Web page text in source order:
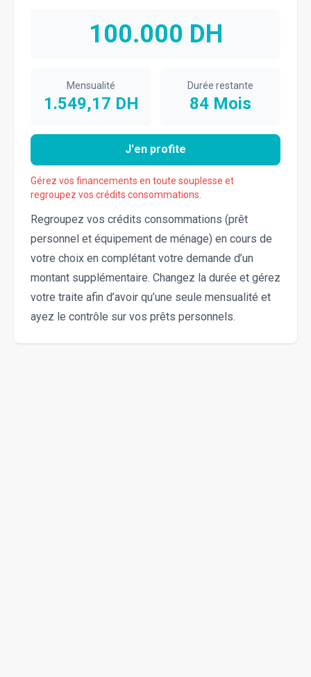
100.000 DH
Mensualité
1.549,17 DH
Durée restante
84 Mois
J'en profite
Gérez vos financements en toute souplesse et
regroupez vos crédits consommations.
Regroupez vos crédits consommations (prêt
personnel et équipement de ménage) en cours de
votre choix en complétant votre demande d’un
montant supplémentaire. Changez la durée et gérez
votre traite afin d’avoir qu’une seule mensualité et
ayez le contrôle sur vos prêts personnels.